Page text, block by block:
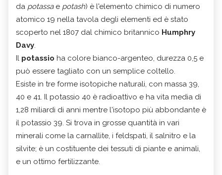
da potassae potash) è l'elemento chimico di numero
atomico 19 nella tavola degli elementi ed è stato
scoperto nel 1807 dal chimico britannico Humphry
Davy.
Il potassio ha colore bianco-argenteo, durezza 0,5 e
può essere tagliato con un semplice coltello.
Esiste in tre forme isotopiche naturali, con massa 39,
40 e 41. Il potassio 40 è radioattivo e ha vita media di
1,28 miliardi di anni mentre l'isotopo più abbondante è
il potassio 39. Si trova in grosse quantità in vari
minerali come la carnallite, i feldspati, il salnitro e la
silvite; è un costituente dei tessuti di piante e animali,
e un ottimo fertilizzante.